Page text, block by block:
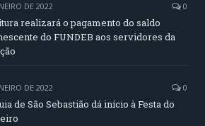
DE 2022 0
realizará o pagamento do saldo
do FUNDEB aos servidores da
DE 2022 0
de São Sebastião dá início à Festa do